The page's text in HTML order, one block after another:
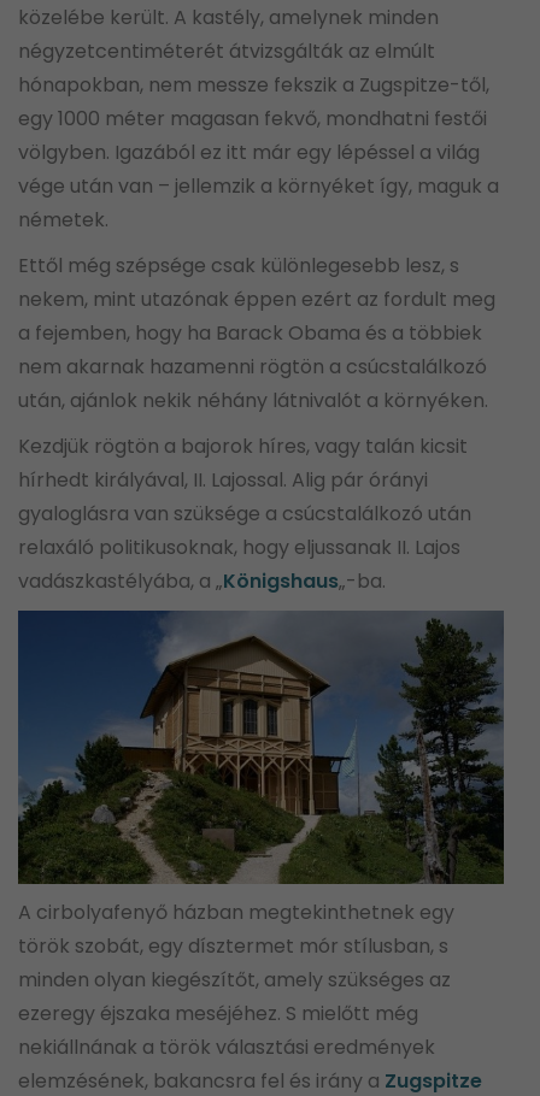
közelébe került. A kastély, amelynek minden
négyzetcentiméterét átvizsgálták az elmúlt
hónapokban, nem messze fekszik a Zugspitze-től,
egy 1000 méter magasan fekvő, mondhatni festői
völgyben. Igazából ez itt már egy lépéssel a világ
vége után van – jellemzik a környéket így, maguk a
németek.
Ettől még szépsége csak különlegesebb lesz, s
nekem, mint utazónak éppen ezért az fordult meg
a fejemben, hogy ha Barack Obama és a többiek
nem akarnak hazamenni rögtön a csúcstalálkozó
után, ajánlok nekik néhány látnivalót a környéken.
Kezdjük rögtön a bajorok híres, vagy talán kicsit
hírhedt királyával, II. Lajossal. Alig pár órányi
gyaloglásra van szüksége a csúcstalálkozó után
relaxáló politikusoknak, hogy eljussanak II. Lajos
vadászkastélyába, a „Königshaus„-ba.
A cirbolyafenyő házban megtekinthetnek egy
török szobát, egy dísztermet mór stílusban, s
minden olyan kiegészítőt, amely szükséges az
ezeregy éjszaka meséjéhez. S mielőtt még
nekiállnának a török választási eredmények
elemzésének, bakancsra fel és irány a Zugspitze